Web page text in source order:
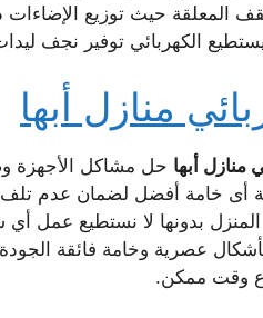
المعلقة حيث توزيع
يستطيع الكهربائي توفير نجف
منازل أبها
منازل أبها حل مشاكل الأجهزة
أى خامة أفضل لضمان عدم
المنزل بدونها لا نستطيع عمل أي
عصرية وخامة فائقة
وقت ممكن.